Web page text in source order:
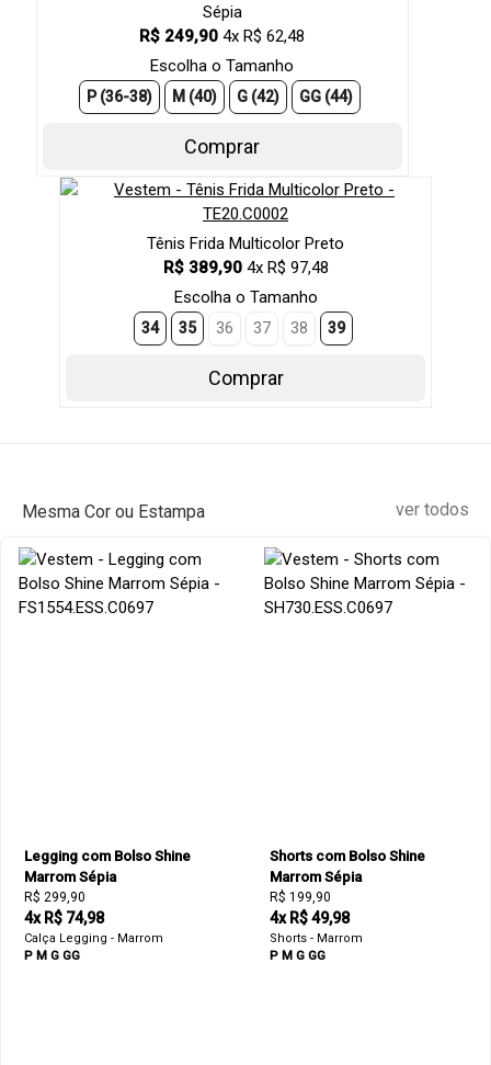
Sépia
R$ 249,90 4x R$ 62,48
Escolha o Tamanho
P (36-38) M (40) G (42) GG (44)
Comprar
Tênis Frida Multicolor Preto
R$ 389,90 4x R$ 97,48
Escolha o Tamanho
34 35 36 37 38 39
Comprar
Mesma Cor ou Estampa ver todos
Legging com Bolso Shine
Marrom Sépia
R$ 299,90
4x R$ 74,98
Calça Legging - Marrom
P M G GG
Shorts com Bolso Shine
Marrom Sépia
R$ 199,90
4x R$ 49,98
Shorts - Marrom
P M G GG